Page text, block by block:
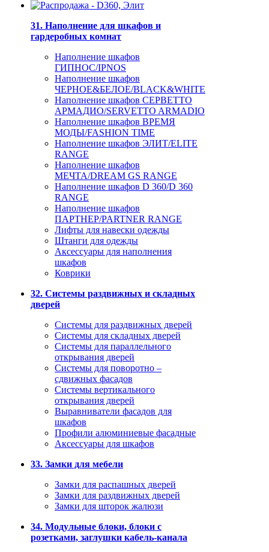
31. Наполнение для шкафов и
гардеробных комнат
Наполнение шкафов
ГИПНОС/IPNOS
Наполнение шкафов
ЧЕРНОЕ&БЕЛОЕ/BLACK&WHITE
Наполнение шкафов СЕРВЕТТО
АРМАДИО/SERVETTO ARMADIO
Наполнение шкафов ВРЕМЯ
МОДЫ/FASHION TIME
Наполнение шкафов ЭЛИТ/ELITE
RANGE
Наполнение шкафов
МЕЧТА/DREAM GS RANGE
Наполнение шкафов D 360/D 360
RANGE
Наполнение шкафов
ПАРТНЕР/PARTNER RANGE
Лифты для навески одежды
Штанги для одежды
Аксессуары для наполнения
шкафов
Коврики
32. Системы раздвижных и складных
дверей
Системы для раздвижных дверей
Системы для складных дверей
Системы для параллельного
открывания дверей
Системы для поворотно –
сдвижных фасадов
Системы вертикального
открывания дверей
Выравниватели фасадов для
шкафов
Профили алюминиевые фасадные
Аксессуары для шкафов
33. Замки для мебели
Замки для распашных дверей
Замки для раздвижных дверей
Замки для шторок жалюзи
34. Модульные блоки, блоки с
розетками, заглушки кабель-канала